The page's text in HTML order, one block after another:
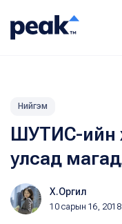
Нийгэм
ШУТИС-ийн
улсад
Х.Оргил
10 сарын 16, 2018